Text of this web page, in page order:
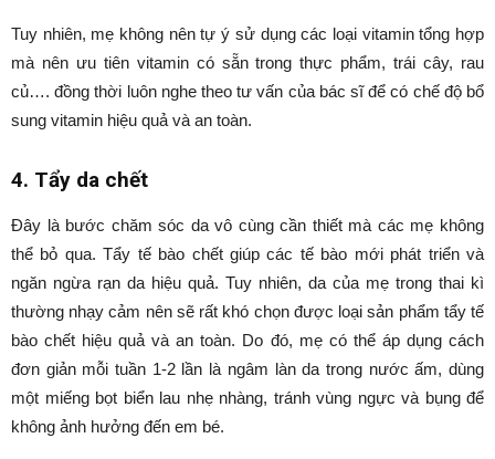
Tuy nhiên, mẹ không nên tự ý sử dụng các loại vitamin tổng hợp
mà nên ưu tiên vitamin có sẵn trong thực phẩm, trái cây, rau
củ…. đồng thời luôn nghe theo tư vấn của bác sĩ để có chế độ bổ
sung vitamin hiệu quả và an toàn.
4. Tẩy da chết
Đây là bước chăm sóc da vô cùng cần thiết mà các mẹ không
thể bỏ qua. Tẩy tế bào chết giúp các tế bào mới phát triển và
ngăn ngừa rạn da hiệu quả. Tuy nhiên, da của mẹ trong thai kì
thường nhạy cảm nên sẽ rất khó chọn được loại sản phẩm tẩy tế
bào chết hiệu quả và an toàn. Do đó, mẹ có thể áp dụng cách
đơn giản mỗi tuần 1-2 lần là ngâm làn da trong nước ấm, dùng
một miếng bọt biển lau nhẹ nhàng, tránh vùng ngực và bụng để
không ảnh hưởng đến em bé.